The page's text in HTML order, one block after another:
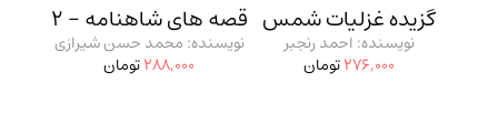
گزیده غزلیات شمس
نویسنده: احمد رنجبر
276,000تومان
قصه های شاهنامه - 2
نویسنده: محمد حسن شیرازی
288,000تومان